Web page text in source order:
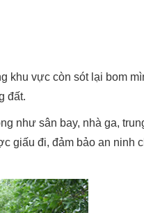
khu vực còn sót lại bom
đất.
như sân bay, nhà ga,
giấu đi, đảm bảo an ninh